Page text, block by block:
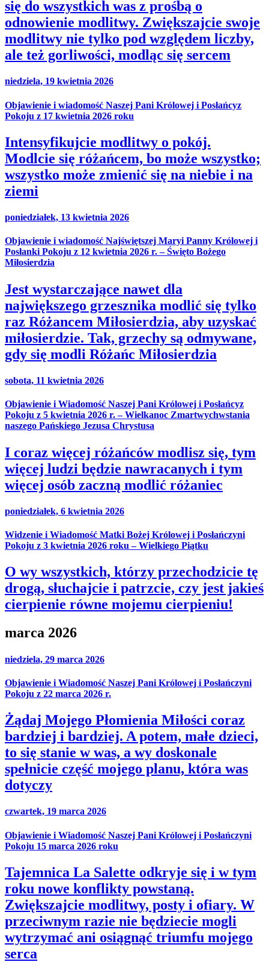
się do wszystkich was z prośbą o
odnowienie modlitwy. Zwiększajcie swoje
modlitwy nie tylko pod względem liczby,
ale też gorliwości, modląc się sercem
niedziela, 19 kwietnia 2026
Objawienie i wiadomość Naszej Pani Królowej i Posłańcyz
Pokoju z 17 kwietnia 2026 roku
Intensyfikujcie modlitwy o pokój.
Modlcie się różańcem, bo może wszystko;
wszystko może zmienić się na niebie i na
ziemi
poniedziałek, 13 kwietnia 2026
Objawienie i wiadomość Najświętszej Maryi Panny Królowej i
Posłanki Pokoju z 12 kwietnia 2026 r. – Święto Bożego
Miłosierdzia
Jest wystarczające nawet dla
największego grzesznika modlić się tylko
raz Różancem Miłosierdzia, aby uzyskać
miłosierdzie. Tak, grzechy są odmywane,
gdy się modli Różańc Miłosierdzia
sobota, 11 kwietnia 2026
Objawienie i Wiadomość Naszej Pani Królowej i Posłańcyz
Pokoju z 5 kwietnia 2026 r. – Wielkanoc Zmartwychwstania
naszego Pańskiego Jezusa Chrystusa
I coraz więcej różańców modlisz się, tym
więcej ludzi będzie nawracanych i tym
więcej osób zaczną modlić różaniec
poniedziałek, 6 kwietnia 2026
Widzenie i Wiadomość Matki Bożej Królowej i Posłańczyni
Pokoju z 3 kwietnia 2026 roku – Wielkiego Piątku
O wy wszystkich, którzy przechodzicie tę
drogą, słuchajcie i patrzcie, czy jest jakieś
cierpienie równe mojemu cierpieniu!
marca 2026
niedziela, 29 marca 2026
Objawienie i Wiadomość Naszej Pani Królowej i Posłańczyni
Pokoju z 22 marca 2026 r.
Żądaj Mojego Płomienia Miłości coraz
bardziej i bardziej. A potem, małe dzieci,
to się stanie w was, a wy doskonale
spełnicie część mojego planu, która was
dotyczy
czwartek, 19 marca 2026
Objawienie i Wiadomość Naszej Pani Królowej i Posłańczyni
Pokoju 15 marca 2026 roku
Tajemnica La Salette odkryje się i w tym
roku nowe konflikty powstaną.
Zwiększajcie modlitwy, posty i ofiary. W
przeciwnym razie nie będziecie mogli
wytrzymać ani osiągnąć triumfu mojego
serca